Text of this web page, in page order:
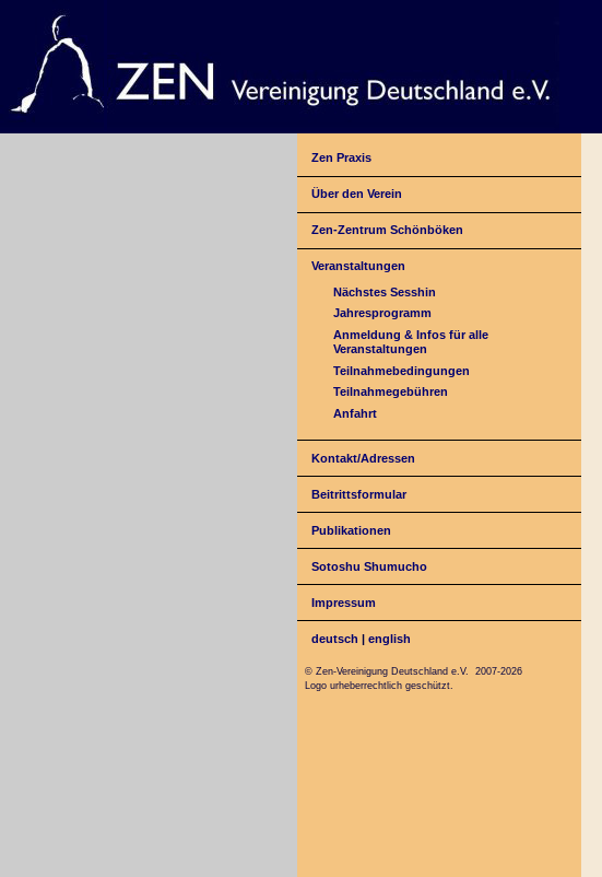
Zen Praxis
Über den Verein
Zen-Zentrum Schönböken
Veranstaltungen
Nächstes Sesshin
Jahresprogramm
Anmeldung & Infos für alle
Veranstaltungen
Teilnahmebedingungen
Teilnahmegebühren
Anfahrt
Kontakt/Adressen
Beitrittsformular
Publikationen
Sotoshu Shumucho
Impressum
deutsch |english
© Zen-Vereinigung Deutschland e.V. 2007-2026
Logo urheberrechtlich geschützt.